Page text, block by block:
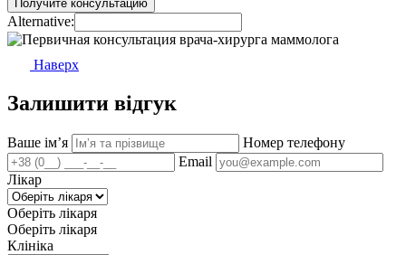
Alternative:
Наверх
Залишити відгук
Ваше імʼя
Номер телефону
Email
Лікар
Оберіть лікаря
Оберіть лікаря
Клініка